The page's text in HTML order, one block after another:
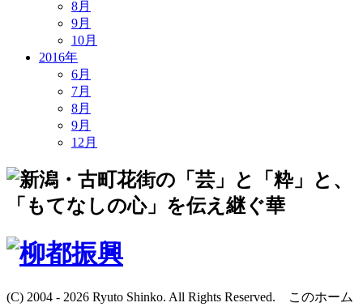
8月
9月
10月
2016年
6月
7月
8月
9月
12月
(C) 2004 - 2026 Ryuto Shinko. All Rights Reserved. このホーム